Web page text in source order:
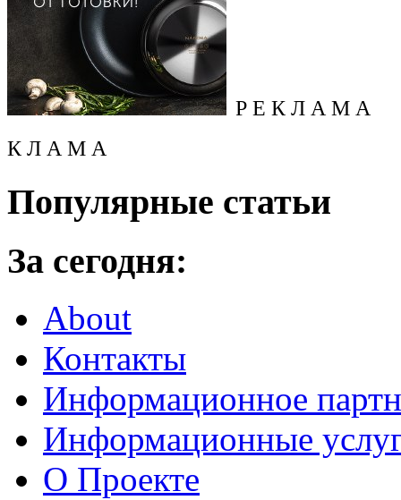
Р Е К Л А М А
К Л А М А
Популярные статьи
За сегодня:
About
Контакты
Информационное
Информационные
О Проекте